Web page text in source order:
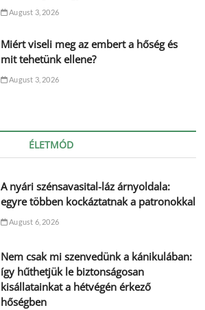
August 3, 2026
Miért viseli meg az embert a hőség és
mit tehetünk ellene?
August 3, 2026
ÉLETMÓD
A nyári szénsavasital-láz árnyoldala:
egyre többen kockáztatnak a patronokkal
August 6, 2026
Nem csak mi szenvedünk a kánikulában:
így hűthetjük le biztonságosan
kisállatainkat a hétvégén érkező
hőségben